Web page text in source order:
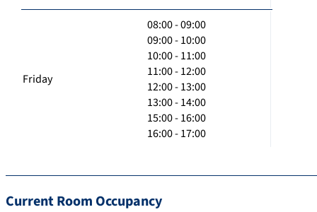
Friday
08:00 - 09:00
09:00 - 10:00
10:00 - 11:00
11:00 - 12:00
12:00 - 13:00
13:00 - 14:00
15:00 - 16:00
16:00 - 17:00
Current Room Occupancy